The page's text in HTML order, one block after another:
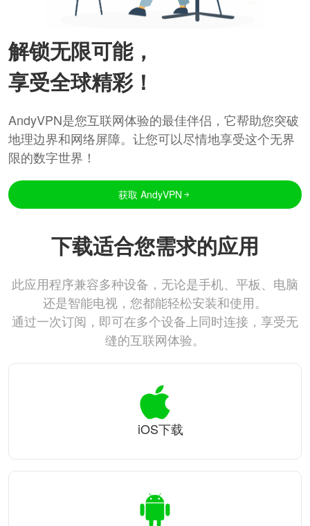
解锁无限可能，
享受全球精彩！
AndyVPN是您互联网体验的最佳伴侣，它帮助您突破
地理边界和网络屏障。让您可以尽情地享受这个无界
限的数字世界！
获取 AndyVPN
下载适合您需求的应用
此应用程序兼容多种设备，无论是手机、平板、电脑
还是智能电视，您都能轻松安装和使用。
通过一次订阅，即可在多个设备上同时连接，享受无
缝的互联网体验。
iOS下载